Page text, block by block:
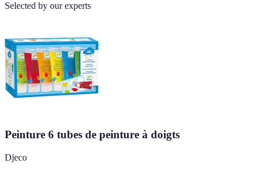
Selected by our experts
Peinture 6 tubes de peinture à doigts
Djeco